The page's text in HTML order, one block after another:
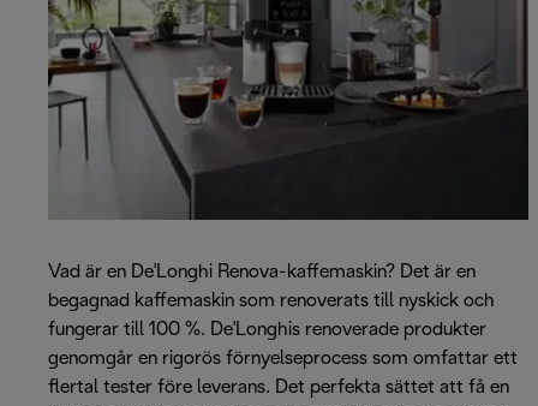
Vad är en De'Longhi Renova-kaffemaskin? Det är en
begagnad kaffemaskin som renoverats till nyskick och
fungerar till 100 %. De'Longhis renoverade produkter
genomgår en rigorös förnyelseprocess som omfattar ett
flertal tester före leverans. Det perfekta sättet att få en